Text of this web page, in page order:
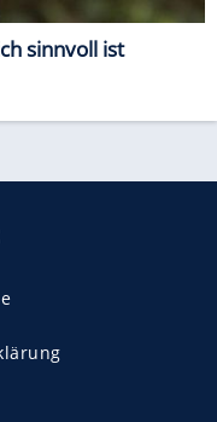
sinnvoll ist